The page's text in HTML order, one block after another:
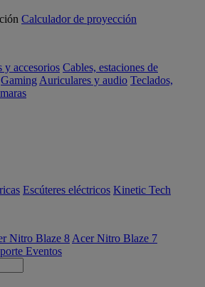
Calculador de proyección
y accesorios Cables, estaciones de
Gaming Auriculares y audio Teclados,
Escúteres eléctricos Kinetic Tech
Nitro Blaze 8 Acer Nitro Blaze 7
Eventos